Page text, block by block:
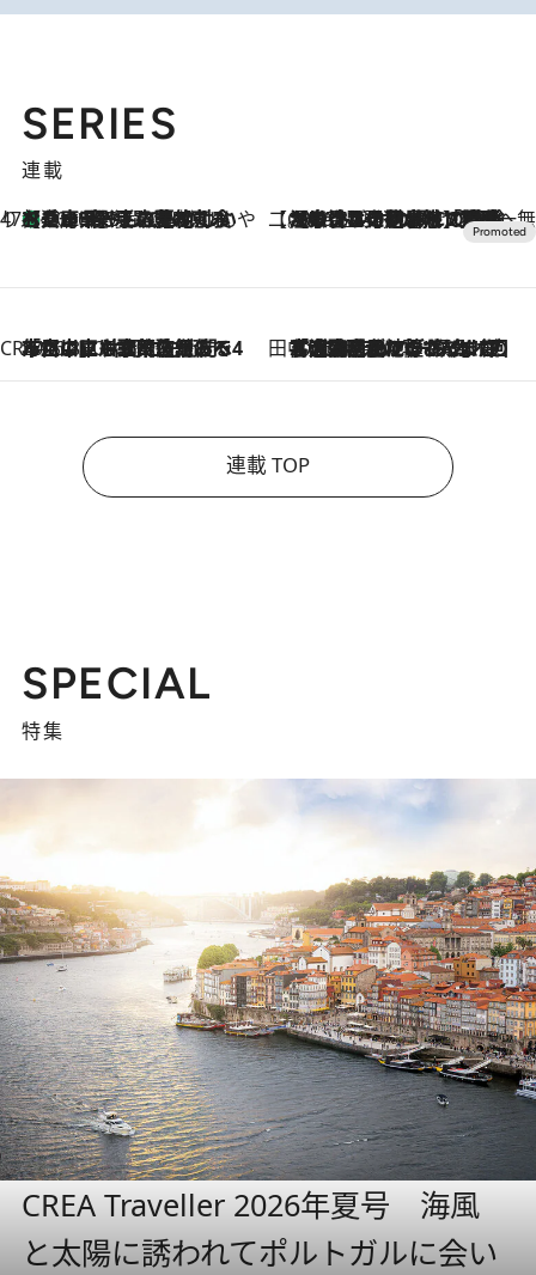
SERIES
連載
47都道府県の手みやげ ひんやりスイーツで夏を満喫
2026.8.8
【兵庫県】この夏絶対食べたい 冷やしておいしいおやつ3選 淡路島の恵みをジェラートに集約 【CREA×星野リゾート】唯一無二。癒しと発見が待つ場所へ
2026.8.7
【トンボの足水浴】ヒノキの香りに包まれて涼感マックス！約13℃の湧水かけ流しを避暑地「星野温泉 トンボの湯」で体験
CREA'S CHOICE
2026.8.7
「立川にも歌舞伎があるんだよ」 片岡仁左衛門・市川中車ら豪華座組みで4年目の立川立飛歌舞伎へ 田中稲の勝手に再ブーム
2026.8.7
「湘南乃風に憧れて」観客大盛上がりの“タオル回し”に、ラッパー顔負けの高速歌唱まで…さだまさし（74）のアグレッシブすぎる現在地
連載 TOP
SPECIAL
特集
CREA Traveller 2026年夏号 海風
と太陽に誘われてポルトガルに会い